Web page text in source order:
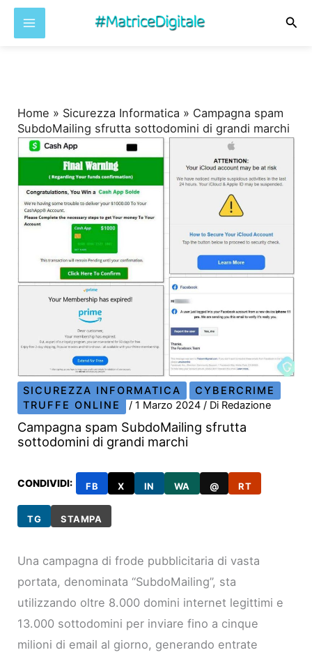
Home » Sicurezza Informatica » Campagna spam
SubdoMailing sfrutta sottodomini di grandi marchi
SICUREZZA INFORMATICA
CYBERCRIME
TRUFFE ONLINE
/1 Marzo 2024/ Di Redazione
Campagna spam SubdoMailing sfrutta
sottodomini di grandi marchi
CONDIVIDI: FB X IN WA @ RT
TG STAMPA
Una campagna di frode pubblicitaria di vasta
portata, denominata “SubdoMailing”, sta
utilizzando oltre 8.000 domini internet legittimi e
13.000 sottodomini per inviare fino a cinque
milioni di email al giorno, generando entrate